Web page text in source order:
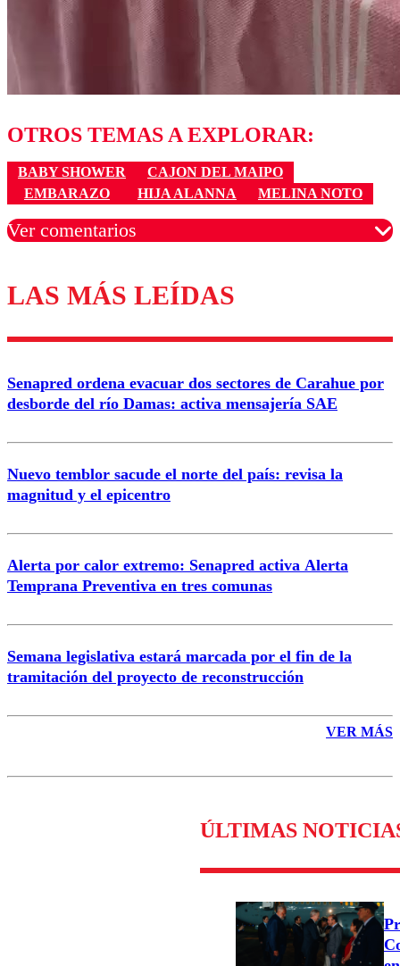
OTROS TEMAS A EXPLORAR:
BABY SHOWER
CAJON DEL MAIPO
EMBARAZO
HIJA ALANNA MELINA NOTO
Ver comentarios
Los comentarios son moderados para garantizar un
diálogo respetuoso.
Nombre
Correo
LAS MÁS LEÍDAS
Senapred ordena evacuar dos sectores de Carahue por
desborde del río Damas: activa mensajería SAE
Nuevo temblor sacude el norte del país: revisa la
magnitud y el epicentro
Alerta por calor extremo: Senapred activa Alerta
Temprana Preventiva en tres comunas
Semana legislativa estará marcada por el fin de la
tramitación del proyecto de reconstrucción
VER MÁS
ÚLTIMAS